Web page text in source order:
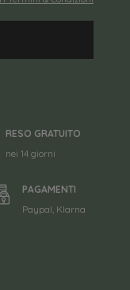
RESO GRATUITO
nei 14 giorni
PAGAMENTI
Paypal, Klarna